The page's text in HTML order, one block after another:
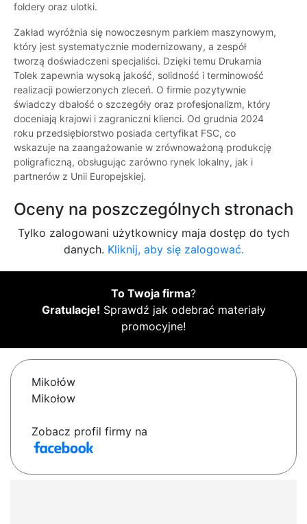
foldery oraz ulotki.
Zakład wyróżnia się nowoczesnym parkiem maszynowym,
który jest systematycznie modernizowany, a zespół
tworzą doświadczeni specjaliści. Dzięki temu Drukarnia
Tolek zapewnia wysoką jakość, solidność i terminowość
realizacji powierzonych zleceń. O firmie pozytywnie
świadczy dbałość o szczegóły oraz profesjonalizm, który
doceniają krajowi i zagraniczni klienci. Od grudnia 2024
roku przedsiębiorstwo posiada certyfikat FSC, co
wskazuje na zaangażowanie w zrównoważoną produkcję
poligraficzną, obsługując zarówno rynek lokalny, jak i
partnerów z Unii Europejskiej.
Oceny na poszczególnych stronach
Tylko zalogowani użytkownicy maja dostęp do tych
danych. Kliknij, aby się zalogować.
To Twoja firma?
Gratulacje! Sprawdź jak odebrać materiały
promocyjne!
Mikołów
Mikołow
Zobacz profil firmy na